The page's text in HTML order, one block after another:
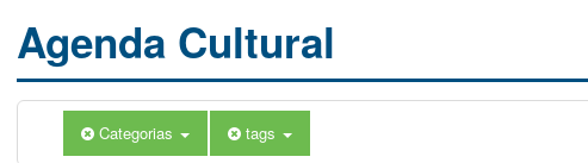
Agenda Cultural
Categorias tags